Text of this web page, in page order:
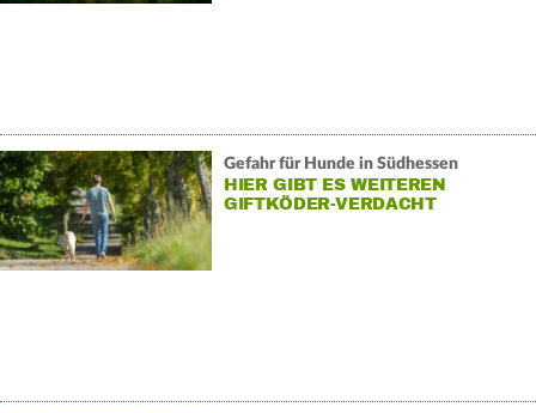
Gefahr für Hunde in Südhessen
HIER GIBT ES WEITEREN
GIFTKÖDER-VERDACHT